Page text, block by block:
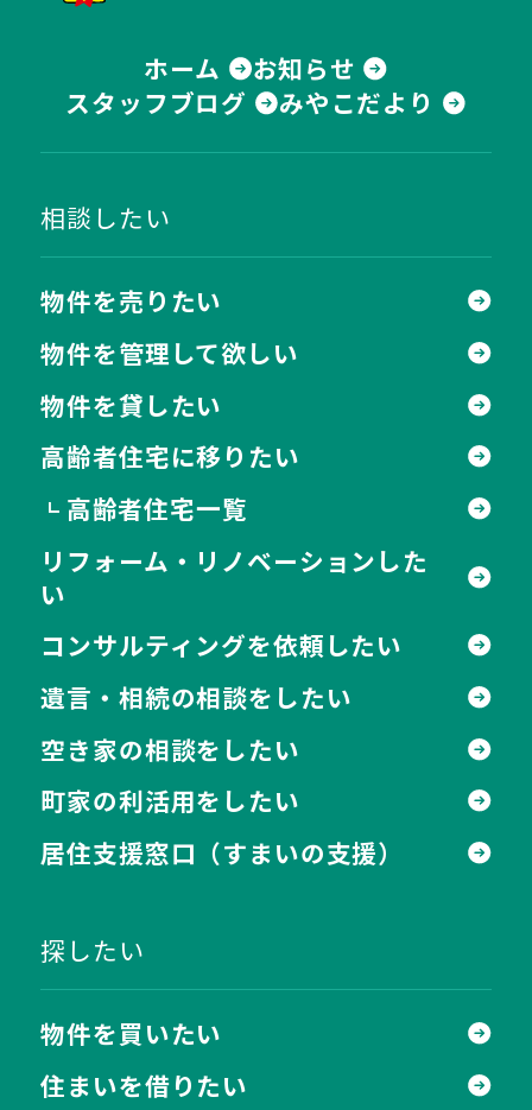
ホーム
お知らせ
スタッフブログ
みやこだより
相談したい
物件を売りたい
物件を管理して欲しい
物件を貸したい
高齢者住宅に移りたい
┗ 高齢者住宅一覧
リフォーム・リノベーションした
い
コンサルティングを依頼したい
遺言・相続の相談をしたい
空き家の相談をしたい
町家の利活用をしたい
居住支援窓口 （すまいの支援）
探したい
物件を買いたい
住まいを借りたい